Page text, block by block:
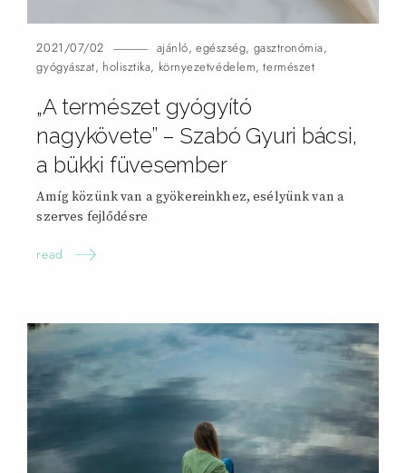
2021/07/02 ajánló, egészség, gasztronómia,
gyógyászat, holisztika, környezetvédelem,természet
„A természet gyógyító
nagykövete” – Szabó Gyuri bácsi,
a bükki füvesember
Amíg közünk van a gyökereinkhez, esélyünk van a
szerves fejlődésre
read